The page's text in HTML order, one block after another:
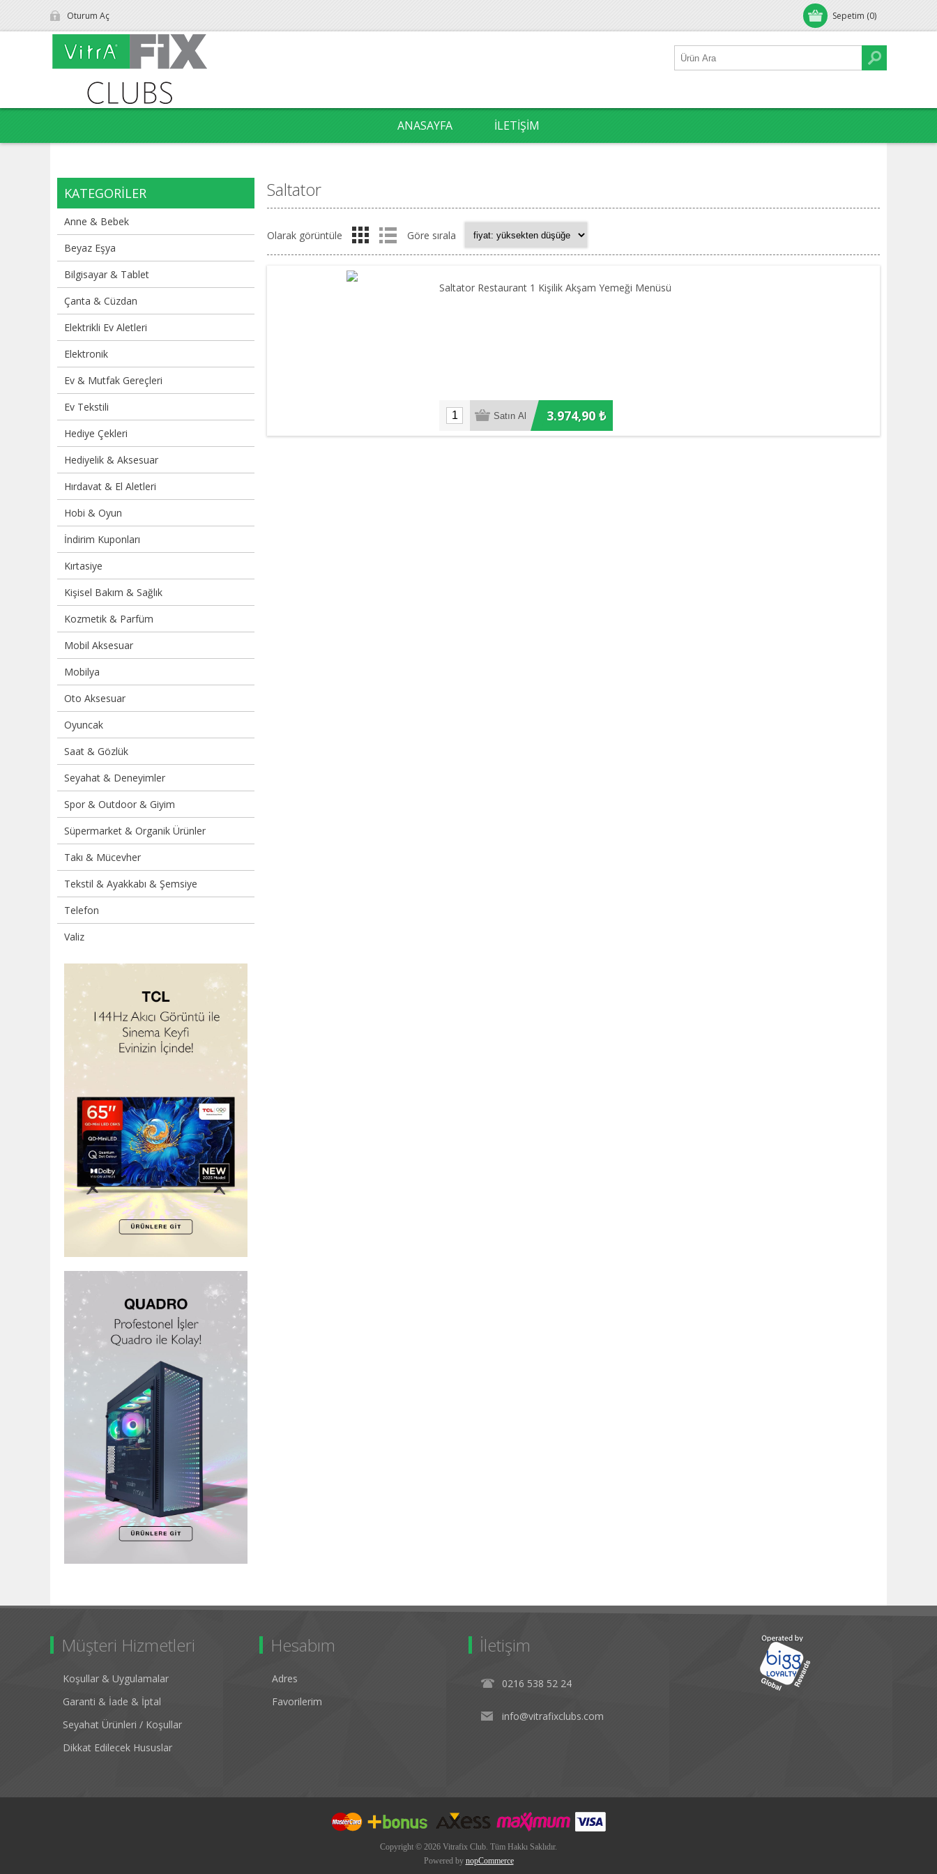
Sepetim (0)
Oturum Aç
ANASAYFA İLETIŞIM
KATEGORILER
Anne & Bebek
Beyaz Eşya
Bilgisayar & Tablet
Çanta & Cüzdan
Elektrikli Ev Aletleri
Elektronik
Ev & Mutfak Gereçleri
Ev Tekstili
Hediye Çekleri
Hediyelik & Aksesuar
Hırdavat & El Aletleri
Hobi & Oyun
İndirim Kuponları
Kırtasiye
Kişisel Bakım & Sağlık
Kozmetik & Parfüm
Mobil Aksesuar
Mobilya
Oto Aksesuar
Oyuncak
Saat & Gözlük
Seyahat & Deneyimler
Spor & Outdoor & Giyim
Süpermarket & Organik Ürünler
Takı & Mücevher
Tekstil & Ayakkabı & Şemsiye
Telefon
Valiz
Saltator
Olarak görüntüle Göre sırala
Saltator Restaurant 1 Kişilik Akşam Yemeği Menüsü
3.974,90 ₺
Müşteri Hizmetleri
Koşullar & Uygulamalar
Garanti & İade & İptal
Seyahat Ürünleri / Koşullar
Dikkat Edilecek Hususlar
Hesabım
Adres
Favorilerim
İletişim
0216 538 52 24
info@vitrafixclubs.com
Copyright © 2026 Vitrafix Club. Tüm Hakkı Saklıdır.
Powered by nopCommerce